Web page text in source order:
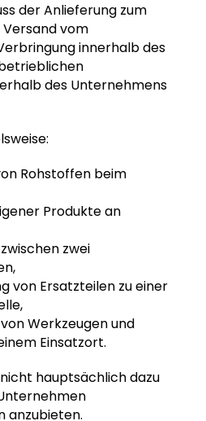
der Anlieferung zum
vom
innerhalb des
des Unternehmens
Rohstoffen beim
Produkte an
zwei
von Ersatzteilen zu einer
Werkzeugen und
Einsatzort.
hauptsächlich dazu
anzubieten.